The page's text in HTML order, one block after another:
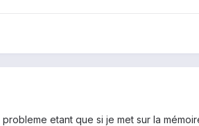
etant que si je met sur la